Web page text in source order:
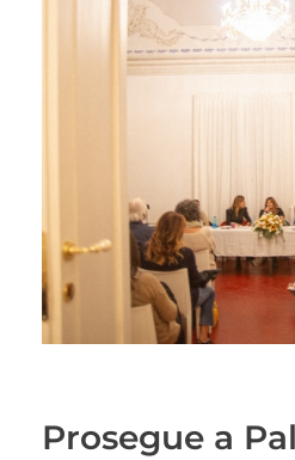
Prosegue a